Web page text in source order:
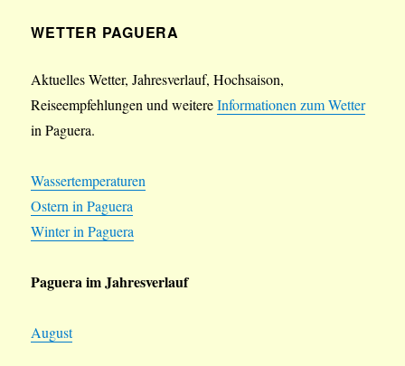
WETTER PAGUERA
Aktuelles Wetter, Jahresverlauf, Hochsaison,
Reiseempfehlungen und weitereInformationen zum Wetter
in Paguera.
Wassertemperaturen
Ostern in Paguera
Winter in Paguera
Paguera im Jahresverlauf
August